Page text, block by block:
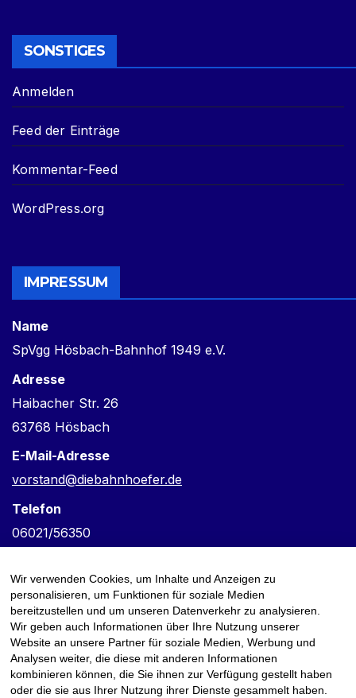
SONSTIGES
Anmelden
Feed der Einträge
Kommentar-Feed
WordPress.org
IMPRESSUM
Name
SpVgg Hösbach-Bahnhof 1949 e.V.
Adresse
Haibacher Str. 26
63768 Hösbach
E-Mail-Adresse
vorstand@diebahnhoefer.de
Telefon
06021/56350
Frank Keske
Wir verwenden Cookies, um Inhalte und Anzeigen zu
personalisieren, um Funktionen für soziale Medien
bereitzustellen und um unseren Datenverkehr zu analysieren.
Wir geben auch Informationen über Ihre Nutzung unserer
Website an unsere Partner für soziale Medien, Werbung und
Analysen weiter, die diese mit anderen Informationen
kombinieren können, die Sie ihnen zur Verfügung gestellt haben
oder die sie aus Ihrer Nutzung ihrer Dienste gesammelt haben.